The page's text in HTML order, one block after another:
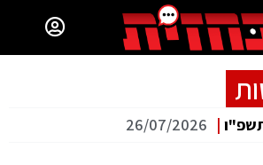
|
26/07/2026